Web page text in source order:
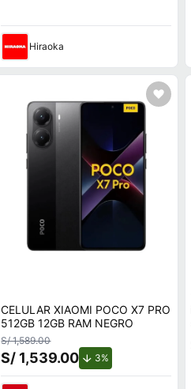
Hiraoka
CELULAR XIAOMI POCO X7 PRO
512GB 12GB RAM NEGRO
S/ 1,589.00
S/ 1,539.00 3%